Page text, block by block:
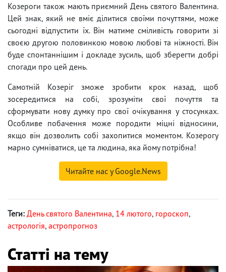
Козероги також мають приємний День святого Валентина.
Цей знак, який не вміє ділитися своїми почуттями, може
сьогодні відпустити їх. Він матиме сміливість говорити зі
своєю другою половинкою мовою любові та ніжності. Він
буде спонтаннішим і докладе зусиль, щоб зберегти добрі
спогади про цей день.
Самотній Козеріг зможе зробити крок назад, щоб
зосередитися на собі, зрозуміти свої почуття та
сформувати нову думку про свої очікування у стосунках.
Особливе побачення може породити міцні відносини,
якщо він дозволить собі захопитися моментом. Козерогу
марно сумніватися, це та людина, яка йому потрібна!
Читайте нас у Google.News
Теги: День святого Валентина, 14 лютого, гороскоп,
астрологія, астропрогноз
Статті на тему